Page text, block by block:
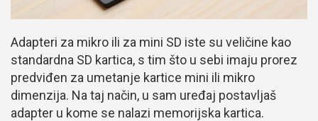
Adapteri za mikro ili za mini SD iste su veličine kao
standardna SD kartica, s tim što u sebi imaju prorez
predviđen za umetanje kartice mini ili mikro
dimenzija. Na taj način, u sam uređaj postavljaš
adapter u kome se nalazi memorijska kartica.